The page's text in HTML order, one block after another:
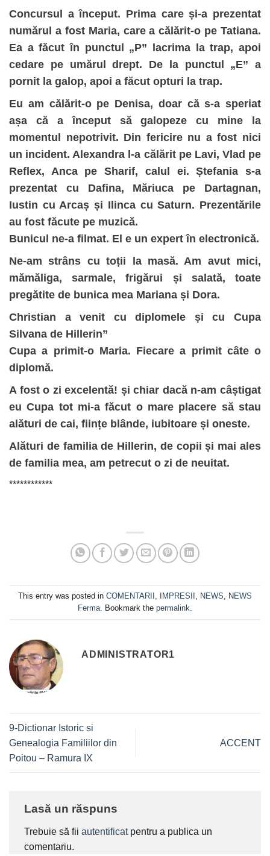
Concursul a început. Prima care și-a prezentat
numărul a fost Maria, care a călărit-o pe Tatiana.
Ea a făcut în punctul „P” lacrima la trap, apoi
cedare pe umărul drept. De la punctul „E” a
pornit la galop, apoi a făcut opturi la trap.
Eu am călărit-o pe Denisa, doar că s-a speriat
așa că a început să galopeze cu mine la
momentul nepotrivit. Din fericire nu a fost nici
un incident. Alexandra l-a călărit pe Lavi, Vlad pe
Reflex, Anca pe Sharif, calul ei. Ștefania s-a
prezentat cu Dafina, Măriuca pe Dartagnan,
Iustin cu Arcaș și Ilinca cu Saturn. Prezentările
au fost făcute pe muzică.
Bunicul ne-a filmat. El e un expert în electronică.
Ne-am strâns cu toții la masă. Am avut mici,
mămăliga, sarmale, frigărui și salată, toate
pregătite de bunica mea Mariana și Dora.
Christian a venit cu diplomele și cu Cupa
Silvana de Hillerin”
Cupa a primit-o Maria. Fiecare a primit câte o
diplomă.
A fost o zi excelentă! și chiar dacă n-am câștigat
eu Cupa tot mi-a făcut o mare placere să stau
alături de cai, ființe blânde, iubitoare și oneste.
Alături de familia de Hillerin, de copii și mai ales
de familia mea, am petrecut o zi de neuitat.
************
This entry was posted in COMENTARII, IMPRESII NEWS
NEWS
Ferma . Bookmark the permalink
ADMINISTRATOR1
9-Dictionar Istoric si
Genealogia Familiilor din
Poitou – Ramura IX
ACCENT
Lasă un răspuns
Trebuie să fii autentificatpentru a publica un
comentariu.